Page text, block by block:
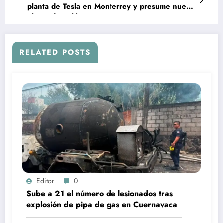
planta de Tesla en Monterrey y presume nueva
planta de Italika
RELATED POSTS
Editor 0
Sube a 21 el número de lesionados tras
explosión de pipa de gas en Cuernavaca